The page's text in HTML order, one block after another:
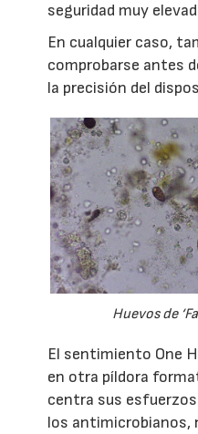
seguridad muy
En cualquier caso,
comprobarse antes
la precisión del
Huevos de
El sentimiento One
en otra píldora
centra sus
los antimicrobianos,